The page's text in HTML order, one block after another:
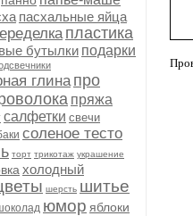
пасхальные яйца
пластика
бутылки подарки
глина про
пряжа
салфетки свечи
соленое тесто
торт трикотаж украшение
холодный
шерсть шитье
юмор яблоки